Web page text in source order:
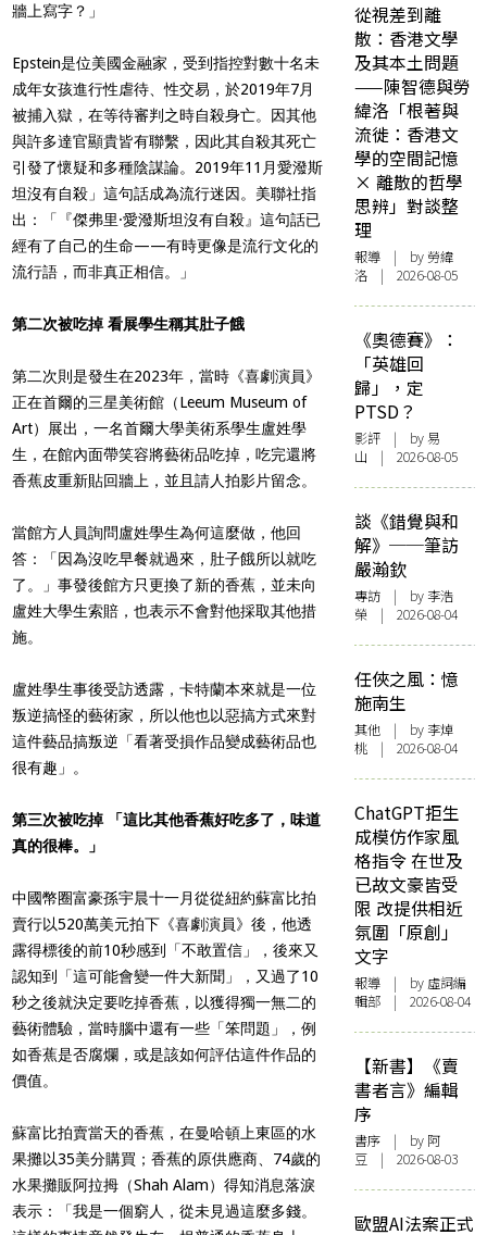
牆上寫字？」
Epstein是位美國金融家，受到指控對數十名未
成年女孩進行性虐待、性交易，於2019年7月
被捕入獄，在等待審判之時自殺身亡。因其他
與許多達官顯貴皆有聯繫，因此其自殺其死亡
引發了懷疑和多種陰謀論。2019年11月愛潑斯
坦沒有自殺」這句話成為流行迷因。美聯社指
出：「『傑弗里·愛潑斯坦沒有自殺』這句話已
經有了自己的生命——有時更像是流行文化的
流行語，而非真正相信。」
第二次被吃掉 看展學生稱其肚子餓
第二次則是發生在2023年，當時《喜劇演員》
正在首爾的三星美術館（Leeum Museum of
Art）展出，一名首爾大學美術系學生盧姓學
生，在館內面帶笑容將藝術品吃掉，吃完還將
香蕉皮重新貼回牆上，並且請人拍影片留念。
當館方人員詢問盧姓學生為何這麼做，他回
答：「因為沒吃早餐就過來，肚子餓所以就吃
了。」事發後館方只更換了新的香蕉，並未向
盧姓大學生索賠，也表示不會對他採取其他措
施。
盧姓學生事後受訪透露，卡特蘭本來就是一位
叛逆搞怪的藝術家，所以他也以惡搞方式來對
這件藝品搞叛逆「看著受損作品變成藝術品也
很有趣」。
第三次被吃掉 「這比其他香蕉好吃多了，味道
真的很棒。」
中國幣圈富豪孫宇晨十一月從從紐約蘇富比拍
賣行以520萬美元拍下《喜劇演員》後，他透
露得標後的前10秒感到「不敢置信」，後來又
認知到「這可能會變一件大新聞」，又過了10
秒之後就決定要吃掉香蕉，以獲得獨一無二的
藝術體驗，當時腦中還有一些「笨問題」，例
如香蕉是否腐爛，或是該如何評估這件作品的
價值。
蘇富比拍賣當天的香蕉，在曼哈頓上東區的水
果攤以35美分購買；香蕉的原供應商、74歲的
水果攤販阿拉拇（Shah Alam）得知消息落淚
表示：「我是一個窮人，從未見過這麼多錢。
從視差到離
散：香港文學
及其本土問題
——陳智德與勞
緯洛「根著與
流徙：香港文
學的空間記憶
× 離散的哲學
思辨」對談整
理
報導 | by 勞緯
洛 | 2026-08-05
《奧德賽》：
「英雄回
歸」，定
PTSD？
影評 | by 易
山 | 2026-08-05
談《錯覺與和
解》──筆訪
嚴瀚欽
專訪 | by 李浩
榮 | 2026-08-04
任俠之風：憶
施南生
其他 | by 李焯
桃 | 2026-08-04
ChatGPT拒生
成模仿作家風
格指令 在世及
已故文豪皆受
限 改提供相近
氛圍「原創」
文字
報導 | by 虛詞編
輯部 | 2026-08-04
【新書】《賣
書者言》編輯
序
書序 | by 阿
豆 | 2026-08-03
歐盟AI法案正式